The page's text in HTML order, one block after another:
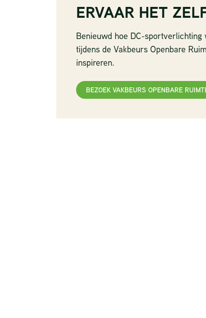
ERVAAR HET
Benieuwd hoe DC-
tijdens de Vakbeurs Openbare
inspireren.
BEZOEK VAKBEURS OPENBARE
LOAD
SLIMMER
ZONDER